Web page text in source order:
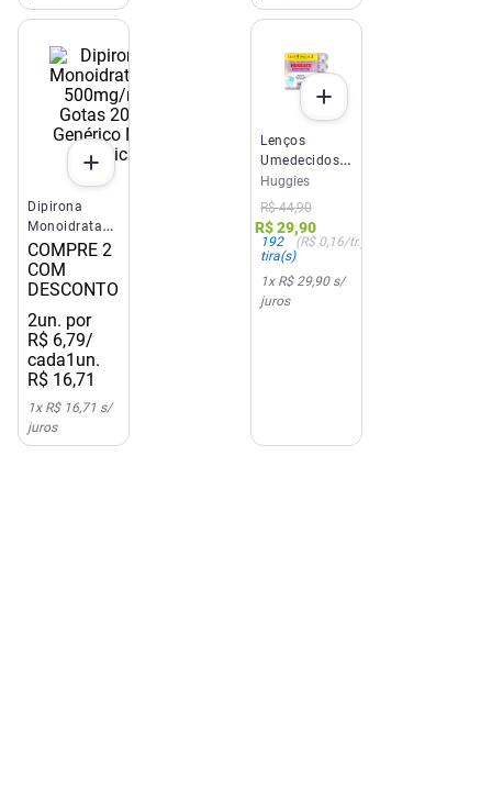
Dipirona
Monoidratada
500mg/ml
Gotas 20ml
Genérico Neo
COMPRE 2
COM
DESCONTO
2un. por
R$ 6,79/
cada1un.
R$ 16,71
1x R$ 16,71 s/
juros
Lenços
Umedecidos
Huggies
Rosto e Corpo
Limpeza 4 x
48 Un
Huggies
R$ 44,90
R$29,90
192
tira(s)
(R$ 0,16/tr.)
1x R$ 29,90s/
juros